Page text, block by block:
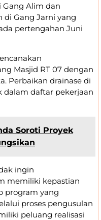
Gang Alim dan
Gang Jarni yang
pertengahan Juni
Masjid RT 07 dengan
Perbaikan drainase di
dalam daftar pekerjaan
Soroti Proyek
ingin
memiliki kepastian
program yang
proses pengusulan
peluang realisasi